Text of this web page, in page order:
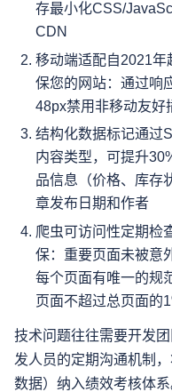
存最小化CSS/
CDN
移动端适配自2021年
保您的网站：通过响
48px禁用非移动友好
结构化数据标记通过
内容类型，可提升
品信息（价格、库存
章发布日期和作者
爬虫可访问性定期检
保：重要页面未被意
每个页面有唯一的规
页面不超过总页面的
技术问题往往需要开发
发人员的定期沟通机制
数据）纳入绩效考核体系